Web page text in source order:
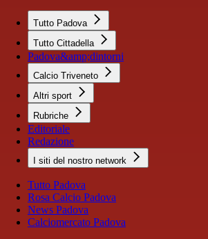
Tutto Padova
Tutto Cittadella
Padova&amp;dintorni
Calcio Triveneto
Altri sport
Rubriche
Editoriale
Redazione
I siti del nostro network
Tutto Padova
Rosa Calcio Padova
News Padova
Calciomercato Padova